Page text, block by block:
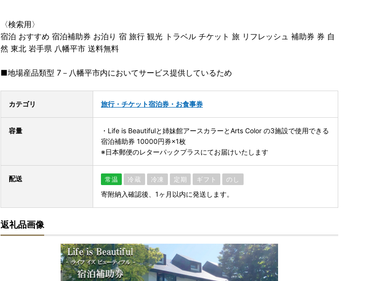
〈検索用〉
宿泊 おすすめ 宿泊補助券 お泊り 宿 旅行 観光 トラベル チケット 旅 リフレッシュ 補助券 券 自
然 東北 岩手県 八幡平市 送料無料
■地場産品類型 7－八幡平市内においてサービス提供しているため
カテゴリ 旅行・チケット宿泊券・お食事券
容量
・Life is Beautifulと姉妹館アースカラーとArts Color の3施設で使用できる
宿泊補助券 10000円券×1枚
※日本郵便のレターパックプラスにてお届けいたします
配送 常温 冷蔵 冷凍 定期 ギフト のし
寄附納入確認後、1ヶ月以内に発送します。
返礼品画像